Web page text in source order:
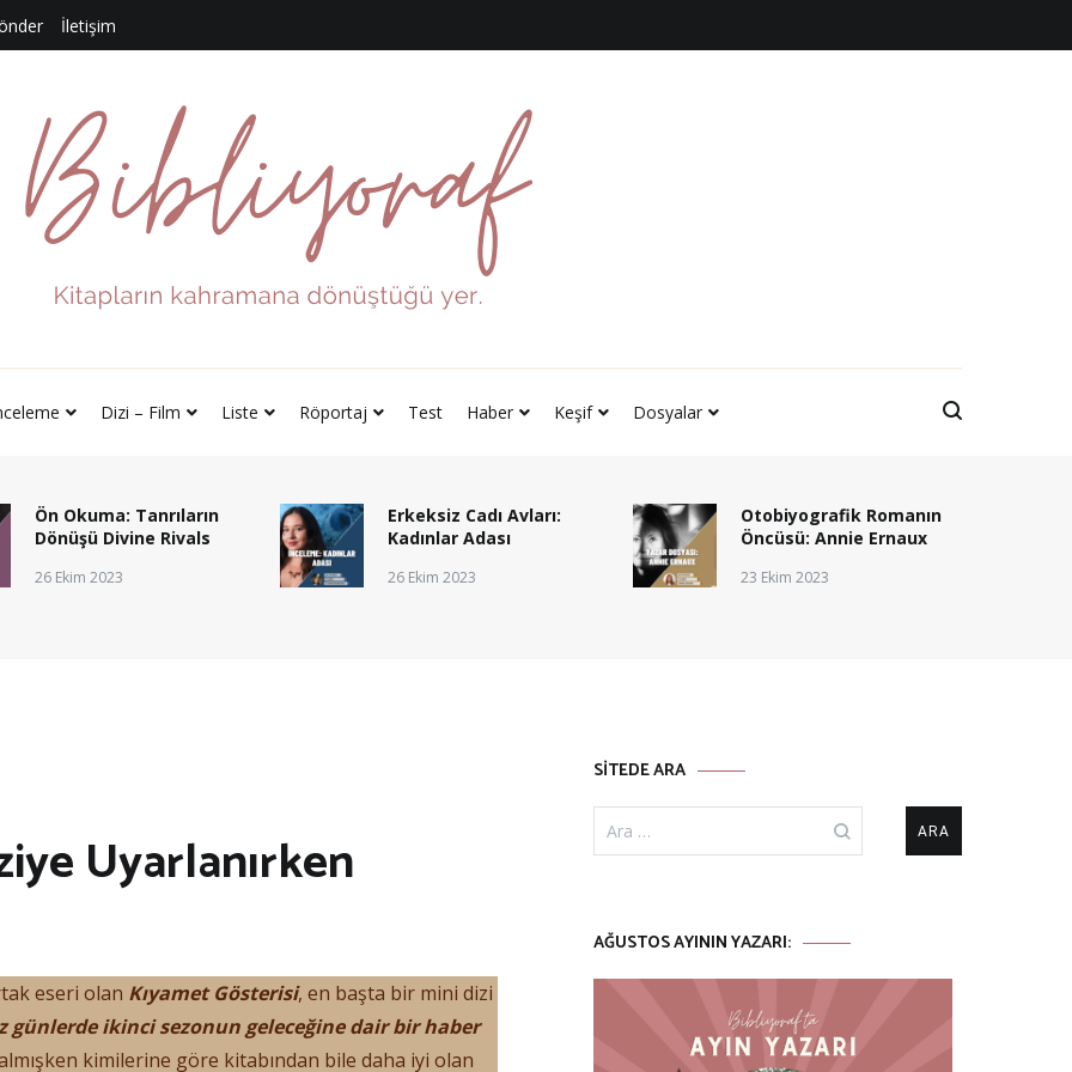
İletişim
Dizi – Film Liste Röportaj Test Haber Keşif Dosyalar
Ön Okuma: Tanrıların
Dönüşü Divine Rivals
26 Ekim 2023
Erkeksiz Cadı Avları:
Kadınlar Adası
26 Ekim 2023
Otobiyografik Romanın
Öncüsü: Annie Ernaux
23 Ekim 2023
Uyarlanırken
eseri olan Kıyamet Gösterisi, en başta bir mini dizi
günlerde ikinci sezonun geleceğine dair bir haber
kimilerine göre kitabından bile daha iyi olan
SITEDE ARA
AĞUSTOS AYININ YAZARI: